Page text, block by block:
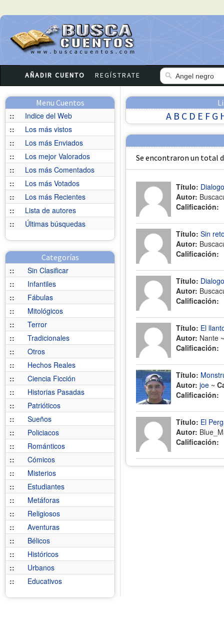
AÑADIR CUENTO REGÍSTRATE
Menu Cuentos
::
Indice del Web
::
Los más vistos
::
Los más Enviados
::
Los mejor Valorados
::
Los más Comentados
::
Los más Votados
::
Los más Recientes
::
Lista de autores
::
Últimas búsquedas
Categorías
::
Sin Clasificar
::
Infantiles
::
Fábulas
::
Mitológicos
::
Terror
::
Tradicionales
::
Otros
::
Hechos Reales
::
Ciencia Ficción
::
Historias Pasadas
::
Patrióticos
::
Sueños
::
Policiacos
::
Románticos
::
Cómicos
::
Misterios
::
Estudiantes
::
Metáforas
::
Religiosos
::
Aventuras
::
Bélicos
::
Históricos
::
Urbanos
::
Educativos
A B C D E F G
Se encontraron un total
Título:
Autor:
Calificación:
Título: Sin
Autor:
Calificación:
Título:
Autor:
Calificación:
Título: El
Autor: Nante
Calificación:
Título:
Autor: joe ~
Calificación:
Título: El
Autor:
Calificación: